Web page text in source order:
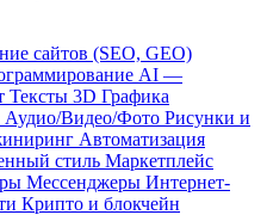
сайтов (SEO, GEO)
AI —
Тексты 3D Графика
Аудио/Видео/Фото Рисунки и
Автоматизация
стиль Маркетплейс
Мессенджеры Интернет-
Крипто и блокчейн